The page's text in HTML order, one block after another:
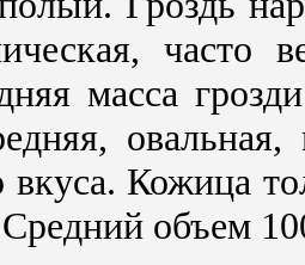
часто
масса
овальная,
вкуса. Кожица
объем